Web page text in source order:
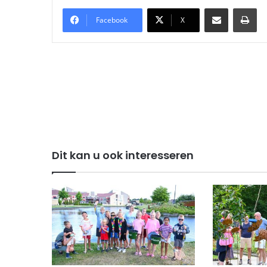
Facebook X
Delen via Email
Dit kan u ook interesseren